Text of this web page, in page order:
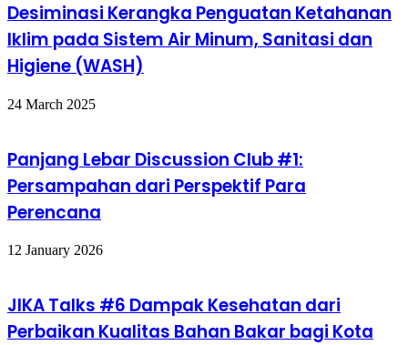
Desiminasi Kerangka Penguatan Ketahanan
Iklim pada Sistem Air Minum, Sanitasi dan
Higiene (WASH)
24 March 2025
Panjang Lebar Discussion Club #1:
Persampahan dari Perspektif Para
Perencana
12 January 2026
JIKA Talks #6 Dampak Kesehatan dari
Perbaikan Kualitas Bahan Bakar bagi Kota